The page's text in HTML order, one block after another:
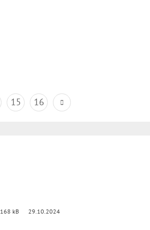
15 16
kB 29.10.2024